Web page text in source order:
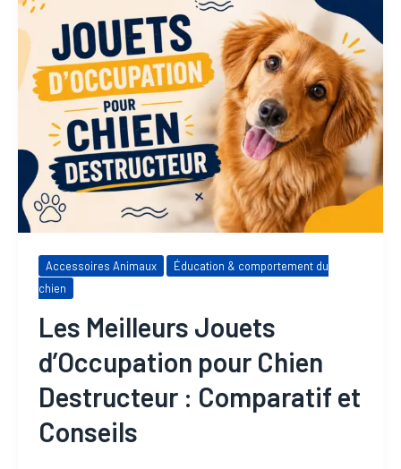
Accessoires Animaux
Éducation & comportement du
chien
Les Meilleurs Jouets
d’Occupation pour Chien
Destructeur : Comparatif et
Conseils